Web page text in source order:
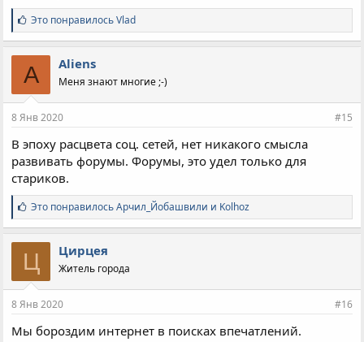
С
и
м
п
а
т
и
:
Это понравилосьVlad
A Aliens
Меня знают многие ;-)
8 Янв 2020 #15
В эпоху расцвета соц. сетей, нет никакого смысла
развивать форумы. Форумы, это удел только для
стариков.
С
и
м
п
а
т
и
:
Это понравилосьАрчил_Йобашвили и Kolhoz
Ц Цирцея
Житель города
8 Янв 2020 #16
Мы бороздим интернет в поисках впечатлений.